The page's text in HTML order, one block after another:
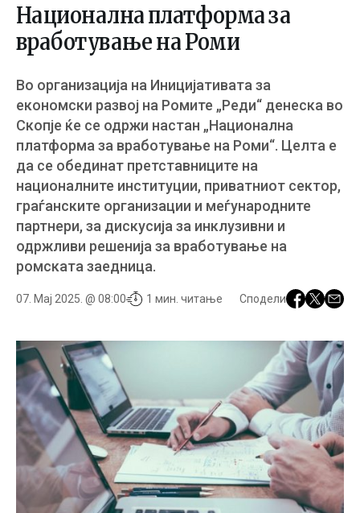
Национална платформа за
вработување на Роми
Во организација на Иницијативата за
економски развој на Ромите „Реди“ денеска во
Скопје ќе се одржи настан „Национална
платформа за вработување на Роми“. Целта е
да се обединат претставниците на
националните институции, приватниот сектор,
граѓанските организации и меѓународните
партнери, за дискусија за инклузивни и
одржливи решенија за вработување на
ромската заедница.
07. Мај 2025. @ 08:00 1 мин. читање Сподели